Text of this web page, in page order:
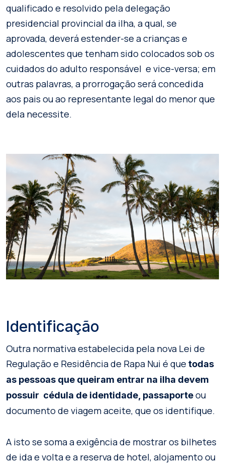
qualificado e resolvido pela delegação
presidencial provincial da ilha, a qual, se
aprovada, deverá estender-se a crianças e
adolescentes que tenham sido colocados sob os
cuidados do adulto responsável e vice-versa; em
outras palavras, a prorrogação será concedida
aos pais ou ao representante legal do menor que
dela necessite.
Identificação
Outra normativa estabelecida pela nova Lei de
Regulação e Residência de Rapa Nui é que todas
as pessoas que queiram entrar na ilha devem
possuir cédula de identidade, passaporteou
documento de viagem aceite, que os identifique.
A isto se soma a exigência de mostrar os bilhetes
de ida e volta e a reserva de hotel, alojamento ou